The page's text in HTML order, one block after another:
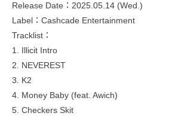
Release Date：2025.05.14 (Wed.)
Label：Cashcade Entertainment
Tracklist：
1. Illicit Intro
2. NEVEREST
3. K2
4. Money Baby (feat. Awich)
5. Checkers Skit